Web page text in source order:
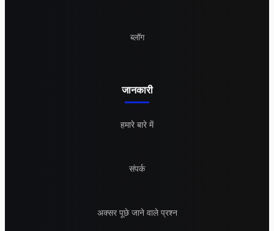
ब्लॉग
जानकारी
हमारे बारे में
संपर्क
अक्सर पूछे जाने वाले प्रश्न